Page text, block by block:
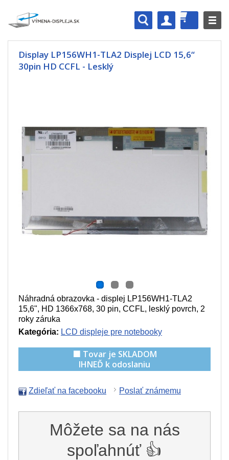
Display LP156WH1-TLA2 Displej LCD 15,6“
30pin HD CCFL - Lesklý
Náhradná obrazovka - displej LP156WH1-TLA2
15,6", HD 1366x768, 30 pin, CCFL, lesklý povrch, 2
roky záruka
Kategória: LCD displeje pre notebooky
🟩 Tovar je SKLADOM
IHNEĎ k odoslaniu
Zdieľať na facebooku Poslať známemu
Môžete sa na nás
spoľahnúť 👍